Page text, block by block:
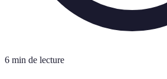
6 min de lecture